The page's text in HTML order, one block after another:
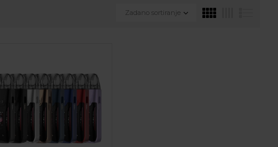
Zadano sortiranje